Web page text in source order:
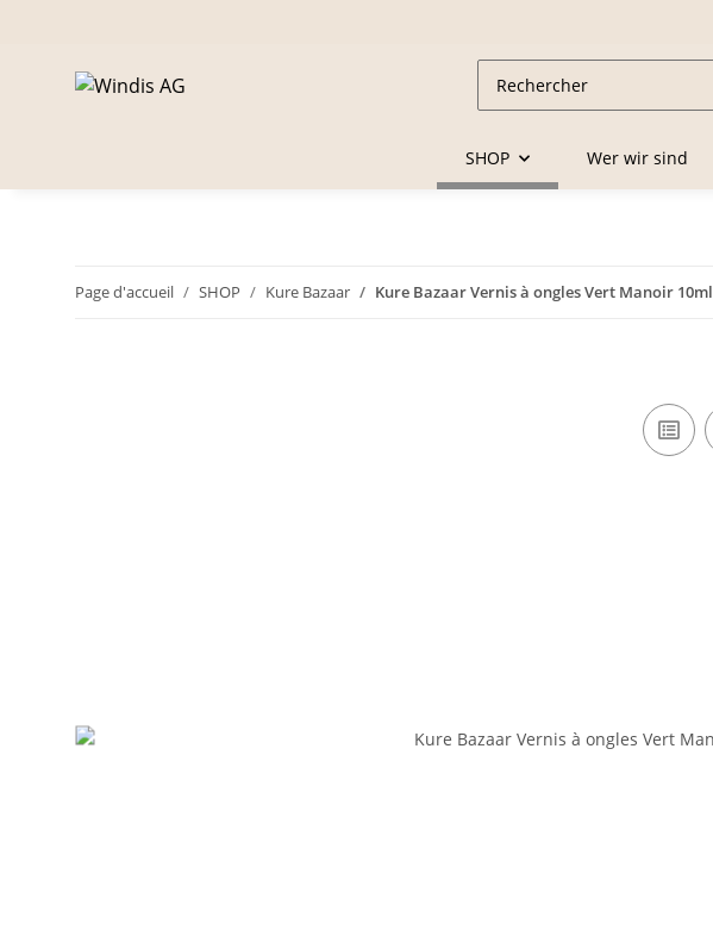
SHOP Wer wir sind
Page d'accueil SHOP Kure Bazaar Kure Bazaar Vernis à ongles Vert Manoir 10ml